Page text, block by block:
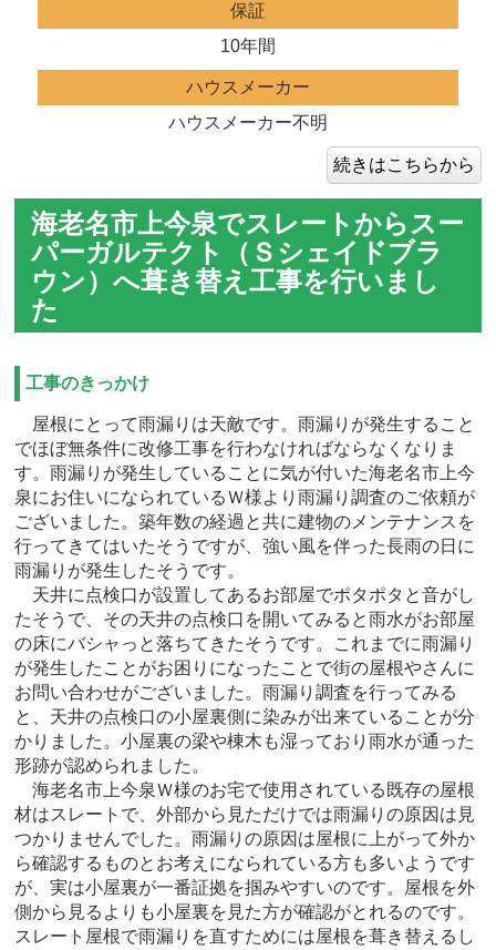
保証
10年間
ハウスメーカー
ハウスメーカー不明
続きはこちらから
海老名市上今泉でスレートからスー
パーガルテクト（Ｓシェイドブラ
ウン）へ葺き替え工事を行いまし
た
工事のきっかけ
屋根にとって雨漏りは天敵です。雨漏りが発生すること
でほぼ無条件に改修工事を行わなければならなくなりま
す。雨漏りが発生していることに気が付いた海老名市上今
泉にお住いになられているＷ様より雨漏り調査のご依頼が
ございました。築年数の経過と共に建物のメンテナンスを
行ってきてはいたそうですが、強い風を伴った長雨の日に
雨漏りが発生したそうです。
天井に点検口が設置してあるお部屋でポタポタと音がし
たそうで、その天井の点検口を開いてみると雨水がお部屋
の床にバシャっと落ちてきたそうです。これまでに雨漏り
が発生したことがお困りになったことで街の屋根やさんに
お問い合わせがございました。雨漏り調査を行ってみる
と、天井の点検口の小屋裏側に染みが出来ていることが分
かりました。小屋裏の梁や棟木も湿っており雨水が通った
形跡が認められました。
海老名市上今泉Ｗ様のお宅で使用されている既存の屋根
材はスレートで、外部から見ただけでは雨漏りの原因は見
つかりませんでした。雨漏りの原因は屋根に上がって外か
ら確認するものとお考えになられている方も多いようです
が、実は小屋裏が一番証拠を掴みやすいのです。屋根を外
側から見るよりも小屋裏を見た方が確認がとれるのです。
スレート屋根で雨漏りを直すためには屋根を葺き替えるし